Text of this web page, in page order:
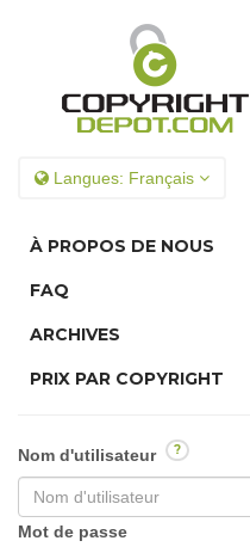
Langues: Français
À PROPOS DE NOUS
FAQ
ARCHIVES
PRIX PAR COPYRIGHT
Nom d'utilisateur ?
Mot de passe